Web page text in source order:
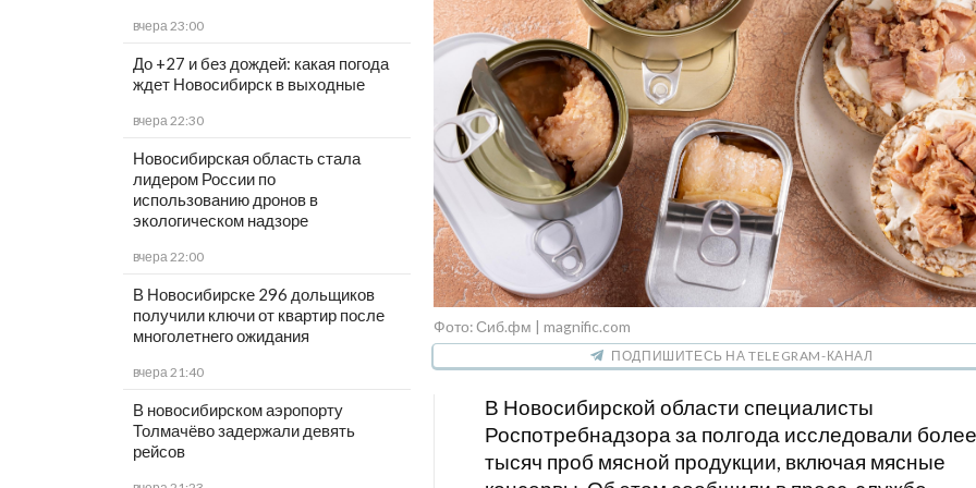
вчера 23:00
До +27 и без дождей: какая погода
ждет Новосибирск в выходные
вчера 22:30
Новосибирская область стала
лидером России по
использованию дронов в
экологическом надзоре
вчера 22:00
В Новосибирске 296 дольщиков
получили ключи от квартир после
многолетнего ожидания
вчера 21:40
В новосибирском аэропорту
Толмачёво задержали девять
рейсов
Фото: Сиб.фм | magnific.com
ПОДПИШИТЕСЬ НА TELEGRAM-КАНАЛ
В Новосибирской области специалисты
Роспотребнадзора за полгода исследовали
тысяч проб мясной продукции, включая мясные